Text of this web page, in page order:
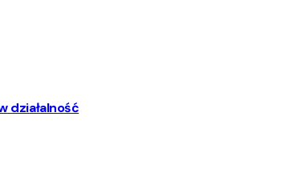
działalność